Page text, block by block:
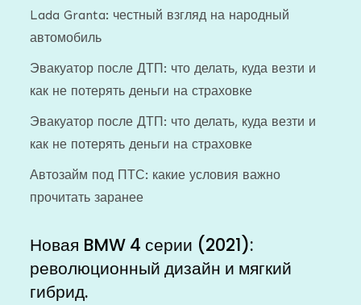
Lada Granta: честный взгляд на народный
автомобиль
Эвакуатор после ДТП: что делать, куда везти и
как не потерять деньги на страховке
Эвакуатор после ДТП: что делать, куда везти и
как не потерять деньги на страховке
Автозайм под ПТС: какие условия важно
прочитать заранее
Новая BMW 4 серии (2021):
революционный дизайн и мягкий
гибрид.